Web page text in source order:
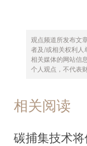
观点频道所发布文
者及/或相关权利人
相关媒体的网站信
个人观点，不代表
相关阅读
碳捕集技术